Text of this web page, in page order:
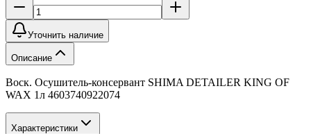
Уточнить наличие
Описание
Воск. Осушитель-консервант SHIMA DETAILER KING OF
WAX 1л 4603740922074
Характеристики